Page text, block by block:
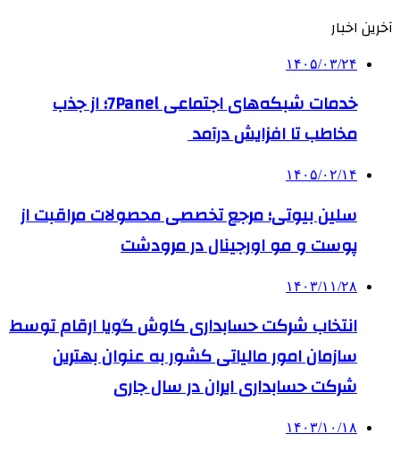
آخرین اخبار
۱۴۰۵/۰۳/۲۴
خدمات شبکه‌های اجتماعی 7Panel؛ از جذب
مخاطب تا افزایش درآمد
۱۴۰۵/۰۲/۱۴
سلین بیوتی؛ مرجع تخصصی محصولات مراقبت از
پوست و مو اورجینال در مرودشت
۱۴۰۳/۱۱/۲۸
انتخاب شرکت حسابداری کاوش گویا ارقام توسط
سازمان امور مالیاتی کشور به عنوان بهترین
شرکت حسابداری ایران در سال جاری
۱۴۰۳/۱۰/۱۸